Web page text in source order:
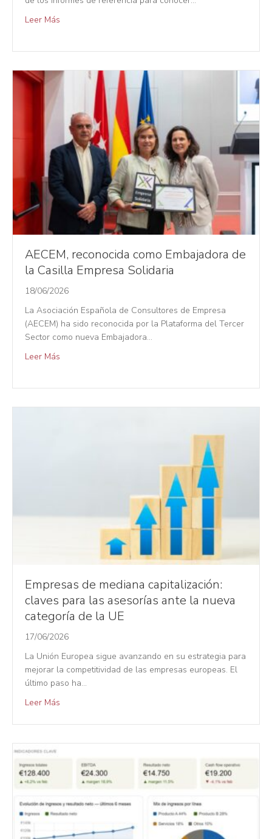
Leer Más
AECEM, reconocida como Embajadora de
la Casilla Empresa Solidaria
18/06/2026
La Asociación Española de Consultores de Empresa
(AECEM) ha sido reconocida por la Plataforma del Tercer
Sector como nueva Embajadora…
Leer Más
Empresas de mediana capitalización:
claves para las asesorías ante la nueva
categoría de la UE
17/06/2026
La Unión Europea sigue avanzando en su estrategia para
mejorar la competitividad de las empresas europeas. El
último paso ha…
Leer Más